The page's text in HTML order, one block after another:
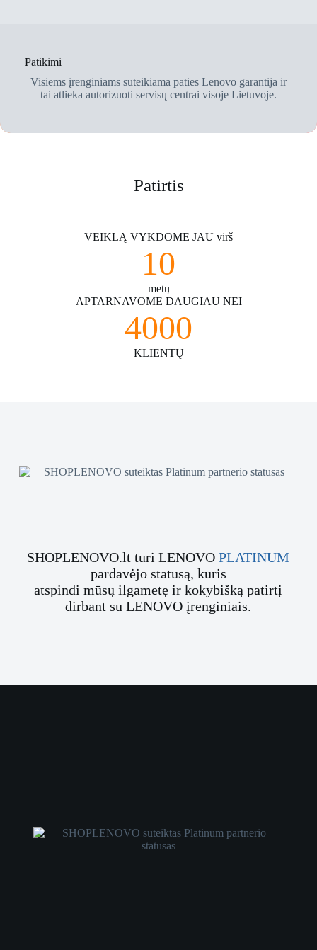
Patikimi
Visiems įrenginiams suteikiama paties Lenovo garantija ir
tai atlieka autorizuoti servisų centrai visoje Lietuvoje.
Patirtis
VEIKLĄ VYKDOME JAU virš
10
metų
APTARNAVOME DAUGIAU NEI
4000
KLIENTŲ
SHOPLENOVO.lt turi LENOVOPLATINUM
pardavėjo statusą, kuris
atspindi mūsų ilgametę ir kokybišką patirtį
dirbant su LENOVO įrenginiais.